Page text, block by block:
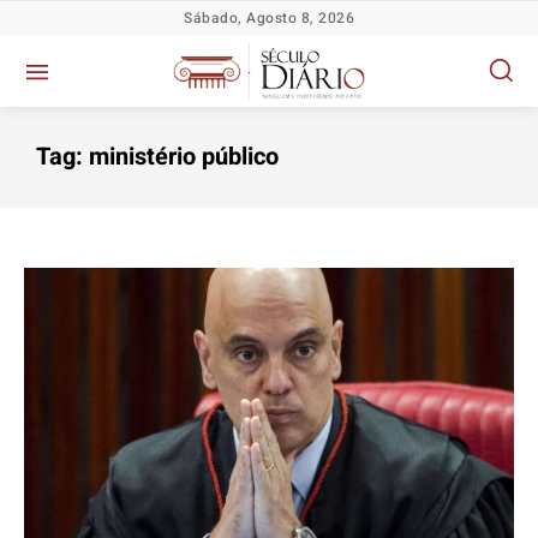
Sábado, Agosto 8, 2026
Tag: ministério público